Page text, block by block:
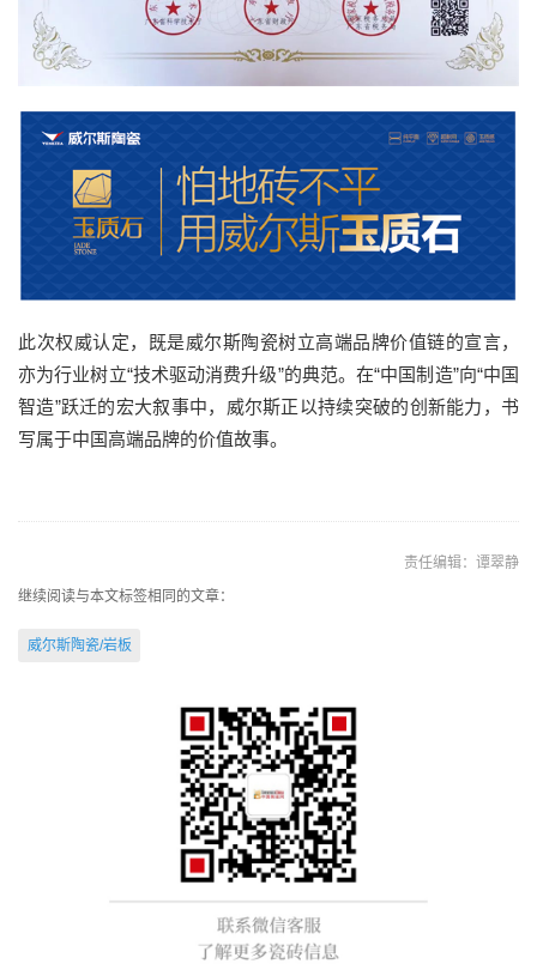
此次权威认定，既是威尔斯陶瓷树立高端品牌价值链的宣言，
亦为行业树立“技术驱动消费升级”的典范。在“中国制造”向“中国
智造”跃迁的宏大叙事中，威尔斯正以持续突破的创新能力，书
写属于中国高端品牌的价值故事。
责任编辑：谭翠静
继续阅读与本文标签相同的文章：
威尔斯陶瓷/岩板